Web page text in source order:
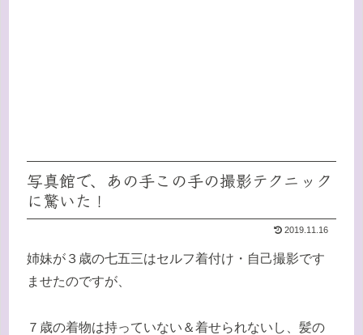
写真館で、あの手この手の撮影テクニック
に驚いた！
2019.11.16
姉妹が３歳の七五三はセルフ着付け・自己撮影です
ませたのですが、
７歳の着物は持っていない＆着せられないし、髪の